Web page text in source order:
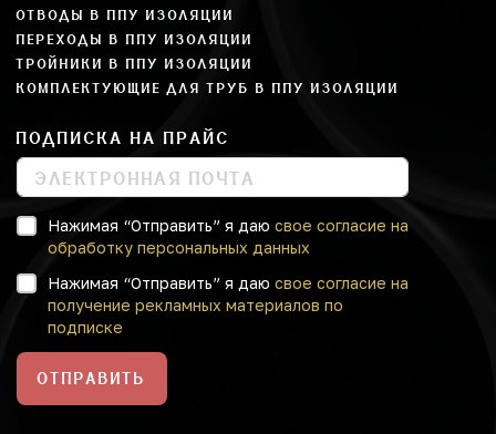
ОТВОДЫ В ППУ ИЗОЛЯЦИИ
ПЕРЕХОДЫ В ППУ ИЗОЛЯЦИИ
ТРОЙНИКИ В ППУ ИЗОЛЯЦИИ
КОМПЛЕКТУЮЩИЕ ДЛЯ ТРУБ В ППУ ИЗОЛЯЦИИ
ПОДПИСКА НА ПРАЙС
Нажимая “Отправить” я даю свое согласие на
обработку персональных данных
Нажимая “Отправить” я даю свое согласие на
получение рекламных материалов по
подписке
ОТПРАВИТЬ